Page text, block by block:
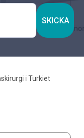
SKICKA
i Turkiet